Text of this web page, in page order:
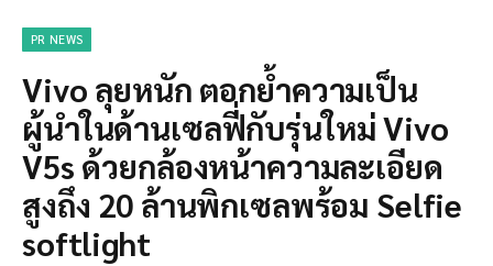
PR NEWS
Vivo ลุยหนัก ตอกย้ำความเป็น
ผู้นำในด้านเซลฟี่กับรุ่นใหม่ Vivo
V5s ด้วยกล้องหน้าความละเอียด
สูงถึง 20 ล้านพิกเซลพร้อม Selfie
softlight